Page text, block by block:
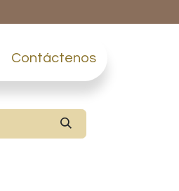
Contáctenos